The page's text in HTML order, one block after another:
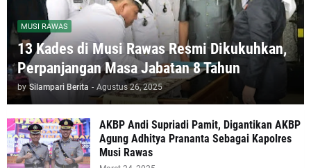
MUSI RAWAS
13 Kades di Musi Rawas Resmi Dikukuhkan,
Perpanjangan Masa Jabatan 8 Tahun
by Silampari Berita - Agustus 26, 2025
AKBP Andi Supriadi Pamit, Digantikan AKBP
Agung Adhitya Prananta Sebagai Kapolres
Musi Rawas